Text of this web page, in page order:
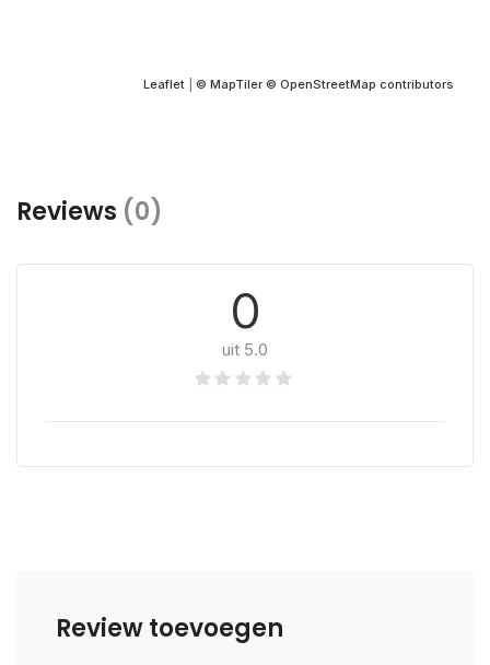
Leaflet © MapTiler © OpenStreetMap contributors
Reviews (0)
0
uit 5.0
Review toevoegen